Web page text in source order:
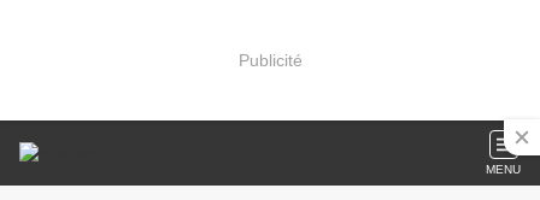
Publicité
MENU